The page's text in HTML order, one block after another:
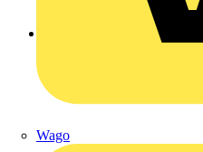
Wago